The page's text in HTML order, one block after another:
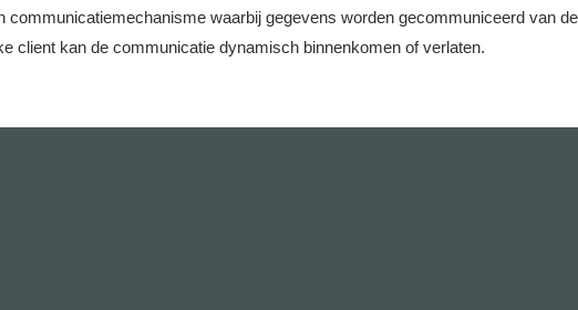
communicatiemechanisme waarbij gegevens worden gecommuniceerd van
client kan de communicatie dynamisch binnenkomen of verlaten.